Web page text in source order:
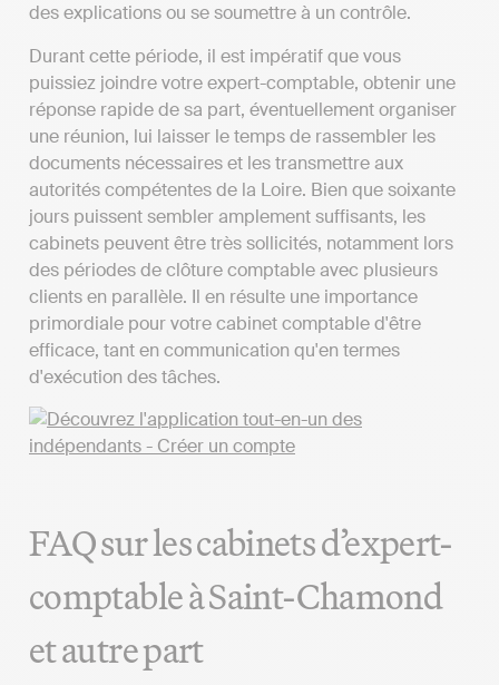
des explications ou se soumettre à un contrôle.
Durant cette période, il est impératif que vous
puissiez joindre votre expert-comptable, obtenir une
réponse rapide de sa part, éventuellement organiser
une réunion, lui laisser le temps de rassembler les
documents nécessaires et les transmettre aux
autorités compétentes de la Loire. Bien que soixante
jours puissent sembler amplement suffisants, les
cabinets peuvent être très sollicités, notamment lors
des périodes de clôture comptable avec plusieurs
clients en parallèle. Il en résulte une importance
primordiale pour votre cabinet comptable d'être
efficace, tant en communication qu'en termes
d'exécution des tâches.
FAQ sur les cabinets d’expert-
comptable à Saint-Chamond
et autre part